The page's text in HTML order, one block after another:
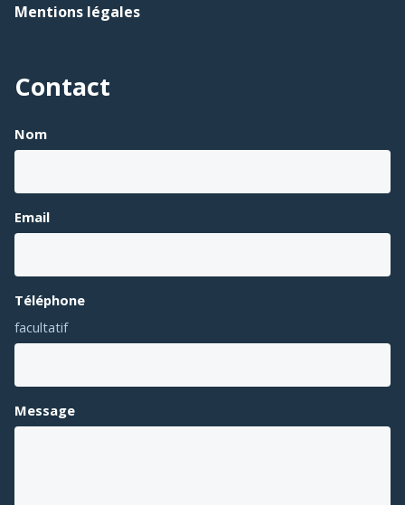
Mentions légales
Contact
Nom
Email
Téléphone
facultatif
Message